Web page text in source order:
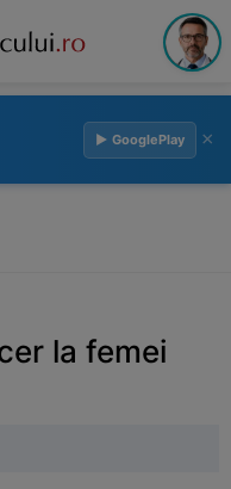
▶ GooglePlay ×
la femei